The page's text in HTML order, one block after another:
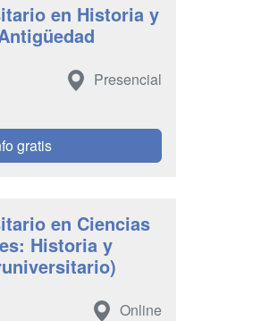
en Historia y
Presencial
gratis
en Ciencias
Historia y
Online